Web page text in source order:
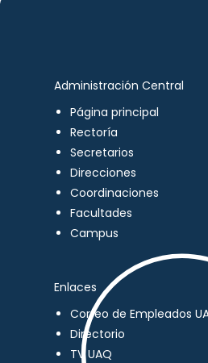
Administración Central
Página principal
Rectoría
Secretarios
Direcciones
Coordinaciones
Facultades
Campus
Enlaces
Correo de Empleados
Directorio
TV UAQ